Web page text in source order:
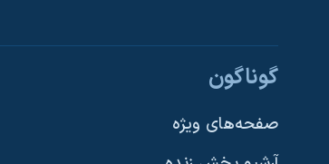
دنبال کنید
گوناگون
صفحه‌های ویژه